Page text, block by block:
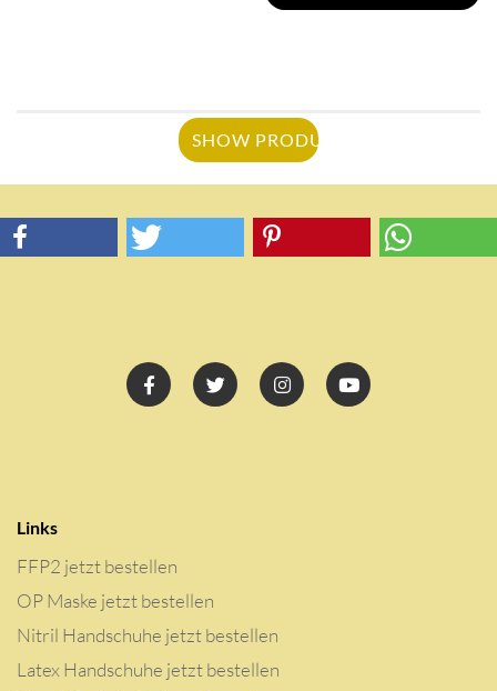
SHOW PRODUCT
Links
FFP2 jetzt bestellen
OP Maske jetzt bestellen
Nitril Handschuhe jetzt bestellen
Latex Handschuhe jetzt bestellen